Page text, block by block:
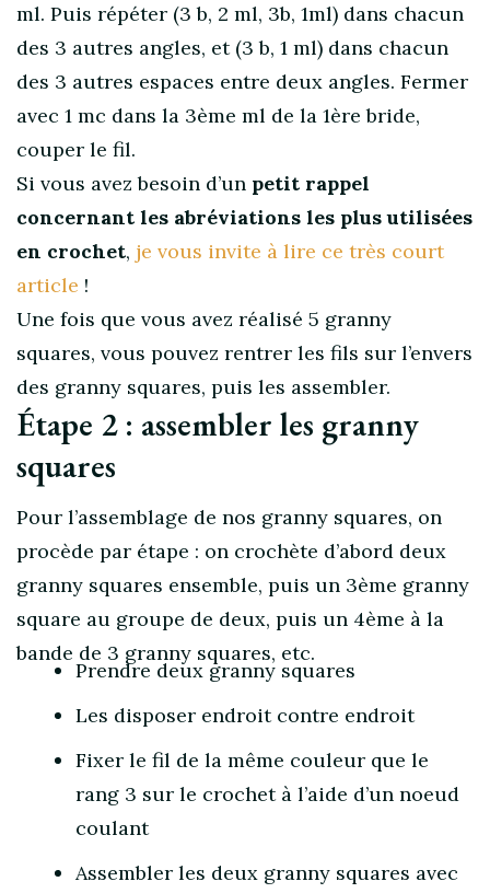
ml. Puis répéter (3 b, 2 ml, 3b, 1ml) dans chacun
des 3 autres angles, et (3 b, 1 ml) dans chacun
des 3 autres espaces entre deux angles. Fermer
avec 1 mc dans la 3ème ml de la 1ère bride,
couper le fil.
Si vous avez besoin d’un petit rappel
concernant les abréviations les plus utilisées
en crochet, je vous invite à lire ce très court
article !
Une fois que vous avez réalisé 5 granny
squares, vous pouvez rentrer les fils sur l’envers
des granny squares, puis les assembler.
Étape 2 : assembler les granny
squares
Pour l’assemblage de nos granny squares, on
procède par étape : on crochète d’abord deux
granny squares ensemble, puis un 3ème granny
square au groupe de deux, puis un 4ème à la
bande de 3 granny squares, etc.
Prendre deux granny squares
Les disposer endroit contre endroit
Fixer le fil de la même couleur que le
rang 3 sur le crochet à l’aide d’un noeud
coulant
Assembler les deux granny squares avec